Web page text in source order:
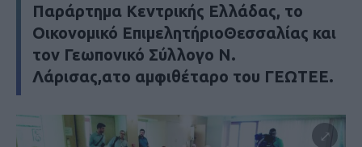
Παράρτημα Κεντρικής Ελλάδας, το
Οικονομικό ΕπιμελητήριοΘεσσαλίας και
τον Γεωπονικό Σύλλογο Ν.
Λάρισας,ατο αμφιθέταρο του ΓΕΩΤΕΕ.